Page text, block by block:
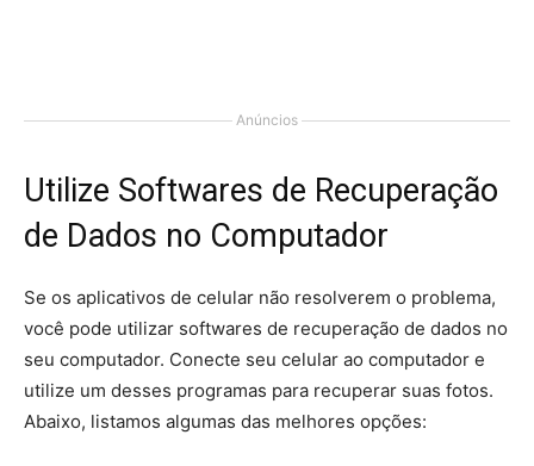
Anúncios
Utilize Softwares de Recuperação
de Dados no Computador
Se os aplicativos de celular não resolverem o problema,
você pode utilizar softwares de recuperação de dados no
seu computador. Conecte seu celular ao computador e
utilize um desses programas para recuperar suas fotos.
Abaixo, listamos algumas das melhores opções: